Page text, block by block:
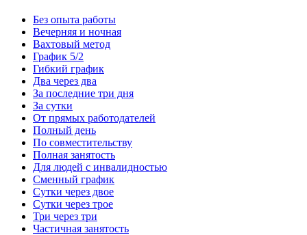
Без опыта работы
Вечерняя и ночная
Вахтовый метод
График 5/2
Гибкий график
Два через два
За последние три дня
За сутки
От прямых работодателей
Полный день
По совместительству
Полная занятость
Для людей с инвалидностью
Сменный график
Сутки через двое
Сутки через трое
Три через три
Частичная занятость